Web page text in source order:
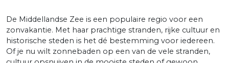
De Middellandse Zee is een populaire regio voor een
zonvakantie. Met haar prachtige stranden, rijke cultuur en
historische steden is het dé bestemming voor iedereen.
Of je nu wilt zonnebaden op een van de vele stranden,